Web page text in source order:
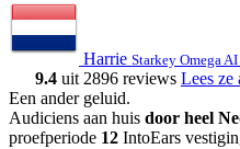
Harrie Starkey Omega
9.4 uit 2896 reviews Lees ze
Een ander geluid.
Audiciens aan huis door heel
proefperiode 12 IntoEars